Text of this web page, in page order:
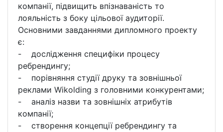
компанії, підвищить впізнаваність то
лояльність з боку цільової аудиторії.
Основними завданнями дипломного проекту
є:
- дослідження специфіки процесу
ребрендингу;
- порівняння студії друку та зовнішньої
реклами Wikolding з головними конкурентами;
- аналіз назви та зовнішніх атрибутів
компанії;
- створення концепції ребрендингу та